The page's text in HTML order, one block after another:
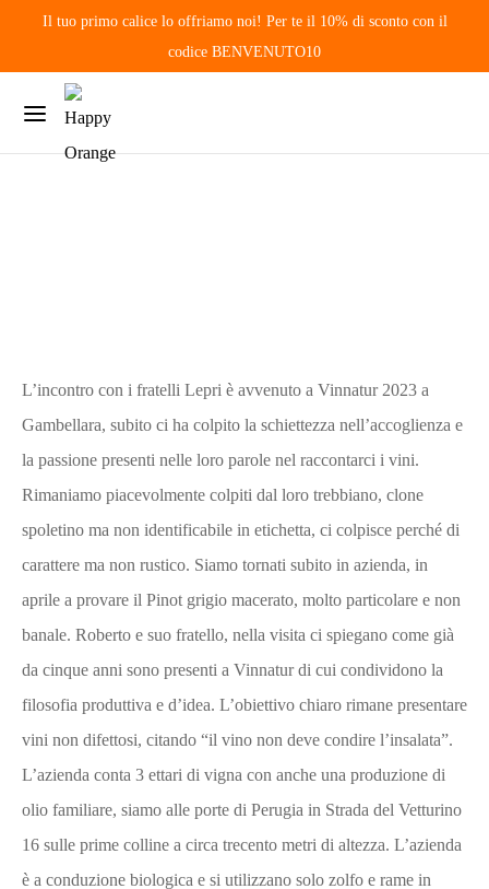
Il tuo primo calice lo offriamo noi! Per te il 10% di sconto con il
codice BENVENUTO10
2023…
L’incontro con i fratelli Lepri è avvenuto a Vinnatur 2023 a
Gambellara, subito ci ha colpito la schiettezza nell’accoglienza e
la passione presenti nelle loro parole nel raccontarci i vini.
Rimaniamo piacevolmente colpiti dal loro trebbiano, clone
spoletino ma non identificabile in etichetta, ci colpisce perché di
carattere ma non rustico. Siamo tornati subito in azienda, in
aprile a provare il Pinot grigio macerato, molto particolare e non
banale. Roberto e suo fratello, nella visita ci spiegano come già
da cinque anni sono presenti a Vinnatur di cui condividono la
filosofia produttiva e d’idea. L’obiettivo chiaro rimane presentare
vini non difettosi, citando “il vino non deve condire l’insalata”.
L’azienda conta 3 ettari di vigna con anche una produzione di
olio familiare, siamo alle porte di Perugia in Strada del Vetturino
16 sulle prime colline a circa trecento metri di altezza. L’azienda
è a conduzione biologica e si utilizzano solo zolfo e rame in